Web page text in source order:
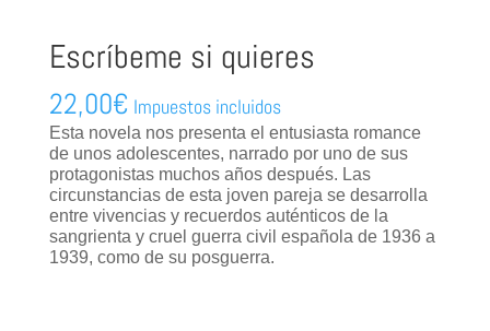
Escríbeme si quieres
22,00€ Impuestos incluidos
Esta novela nos presenta el entusiasta romance
de unos adolescentes, narrado por uno de sus
protagonistas muchos años después. Las
circunstancias de esta joven pareja se desarrolla
entre vivencias y recuerdos auténticos de la
sangrienta y cruel guerra civil española de 1936 a
1939, como de su posguerra.